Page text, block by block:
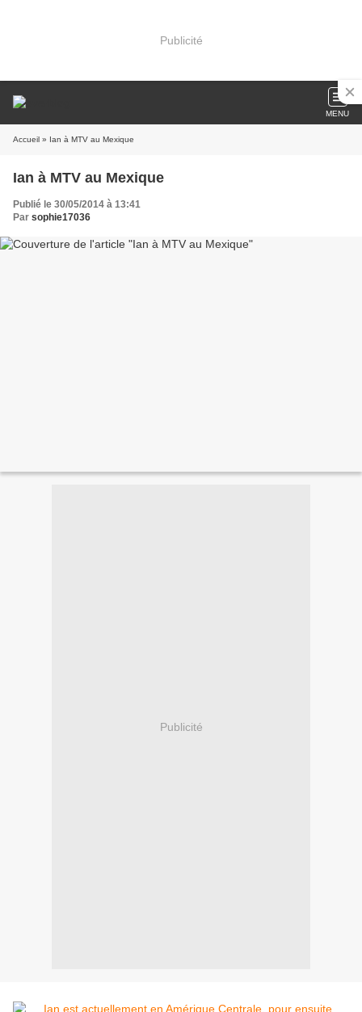
Publicité
MENU
Accueil » Ian à MTV au Mexique
Ian à MTV au Mexique
Publié le 30/05/2014 à 13:41
Par sophie17036
Publicité